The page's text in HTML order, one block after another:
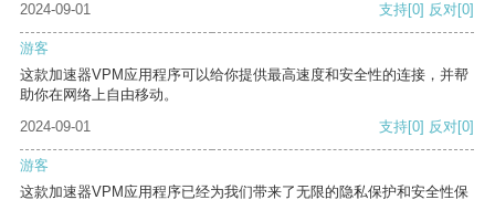
2024-09-01
支持[0] 反对[0]
游客
这款加速器VPM应用程序可以给你提供最高速度和安全性的连接，并帮
助你在网络上自由移动。
2024-09-01
支持[0] 反对[0]
游客
这款加速器VPM应用程序已经为我们带来了无限的隐私保护和安全性保